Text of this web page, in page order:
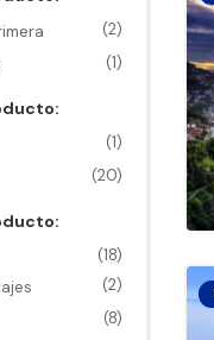
(2)
(1)
(1)
(18)
(2)
(20)
(8)